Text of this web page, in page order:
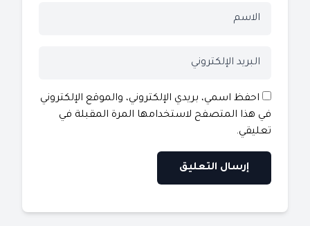
احفظ اسمي، بريدي الإلكتروني، والموقع الإلكتروني
في هذا المتصفح لاستخدامها المرة المقبلة في
تعليقي.